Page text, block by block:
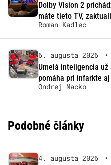
Dolby Vision 2
máte tieto TV,
Roman Kadlec
6. augusta 2026 •
Umelá inteligencia už
pomáha pri infarkte
Ondrej Macko
Podobné články
4. augusta 2026 •